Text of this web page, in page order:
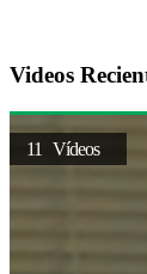
Videos
11 Vídeos